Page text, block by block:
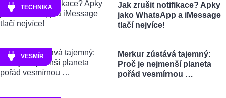
TECHNIKA
Jak zrušit notifikace? Apky
jako WhatsApp a iMessage
tlačí nejvíce!
VESMÍR
Merkur zůstává tajemný:
Proč je nejmenší planeta
pořád vesmírnou …